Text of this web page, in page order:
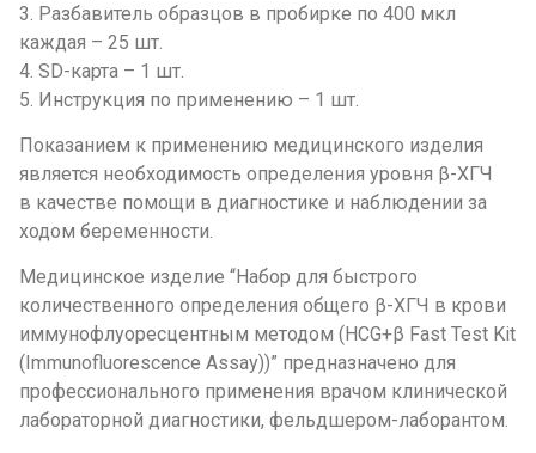
3. Разбавитель образцов в пробирке по 400 мкл
каждая – 25 шт.
4. SD-карта – 1 шт.
5. Инструкция по применению – 1 шт.
Показанием к применению медицинского изделия
является необходимость определения уровня β-ХГЧ
в качестве помощи в диагностике и наблюдении за
ходом беременности.
Медицинское изделие “Набор для быстрого
количественного определения общего β-ХГЧ в крови
иммунофлуоресцентным методом (HCG+β Fast Test Kit
(Immunofluorescence Assay))” предназначено для
профессионального применения врачом клинической
лабораторной диагностики, фельдшером-лаборантом.